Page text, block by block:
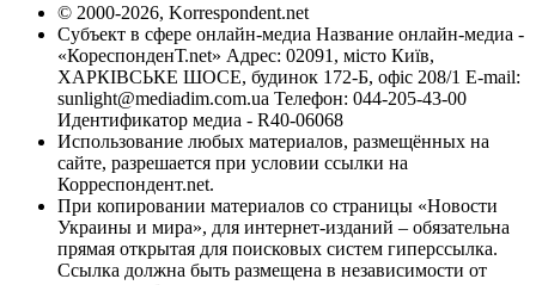
© 2000-2026, Korrespondent.net
Субъект в сфере онлайн-медиа Название онлайн-медиа -
«КореспонденТ.net» Адрес: 02091, місто Київ,
ХАРКІВСЬКЕ ШОСЕ, будинок 172-Б, офіс 208/1 E-mail:
sunlight@mediadim.com.ua Телефон: 044-205-43-00
Идентификатор медиа - R40-06068
Использование любых материалов, размещённых на
сайте, разрешается при условии ссылки на
Корреспондент.net.
При копировании материалов со страницы «Новости
Украины и мира», для интернет-изданий – обязательна
прямая открытая для поисковых систем гиперссылка.
Ссылка должна быть размещена в независимости от